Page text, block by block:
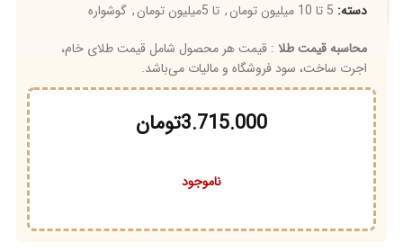
دسته: 5 تا 10 میلیون تومان , تا 5میلیون تومان , گوشواره
محاسبه قیمت طلا : قیمت هر محصول شامل قیمت طلای خام،
اجرت ساخت، سود فروشگاه و مالیات می‌باشد.
3.715.000تومان
ناموجود